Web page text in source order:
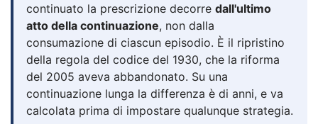
continuato la prescrizione decorre dall'ultimo
atto della continuazione, non dalla
consumazione di ciascun episodio. È il ripristino
della regola del codice del 1930, che la riforma
del 2005 aveva abbandonato. Su una
continuazione lunga la differenza è di anni, e va
calcolata prima di impostare qualunque strategia.